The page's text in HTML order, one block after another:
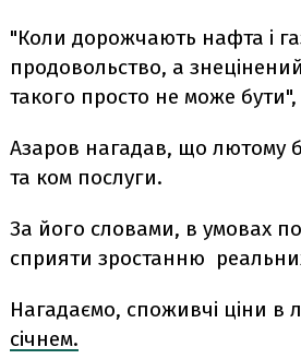
"Коли дорожчають нафта і
продовольство, а
такого просто не може
Азаров нагадав, що лютому
та ком послуги.
За його словами, в умовах
сприяти зростанню
Нагадаємо, споживчі ціни в
січнем.